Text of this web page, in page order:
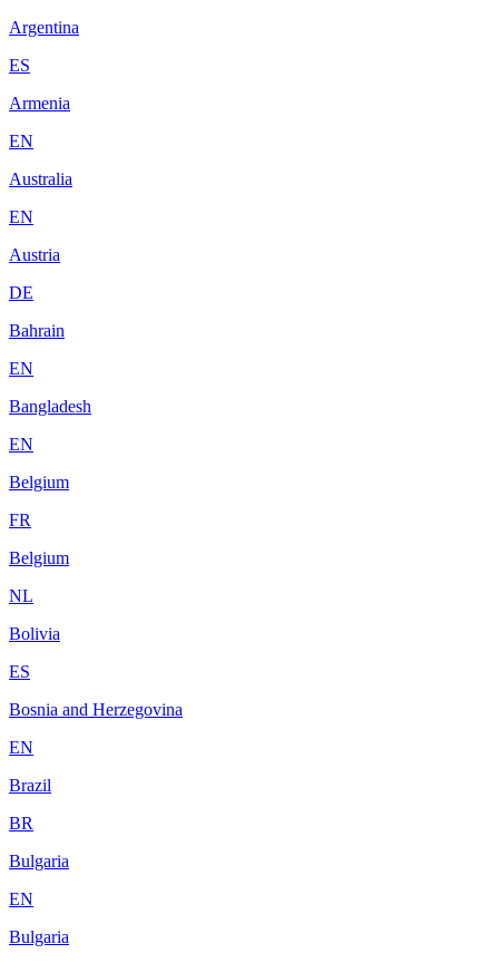
Argentina
ES
Armenia
EN
Australia
EN
Austria
DE
Bahrain
EN
Bangladesh
EN
Belgium
FR
Belgium
NL
Bolivia
ES
Bosnia and Herzegovina
EN
Brazil
BR
Bulgaria
EN
Bulgaria